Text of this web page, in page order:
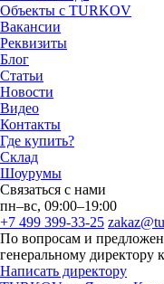
Объекты с TURKOV
Вакансии
Реквизиты
Блог
Статьи
Новости
Видео
Контакты
Где купить?
Склад
Шоурумы
Связаться с нами
пн–вс, 09:00–19:00
+7 499 399-33-25
По вопросам и
генеральному директору
Написать директору